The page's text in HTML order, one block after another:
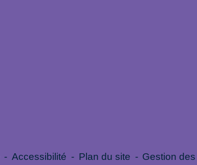
- Accessibilité - Plan du site - Gestion